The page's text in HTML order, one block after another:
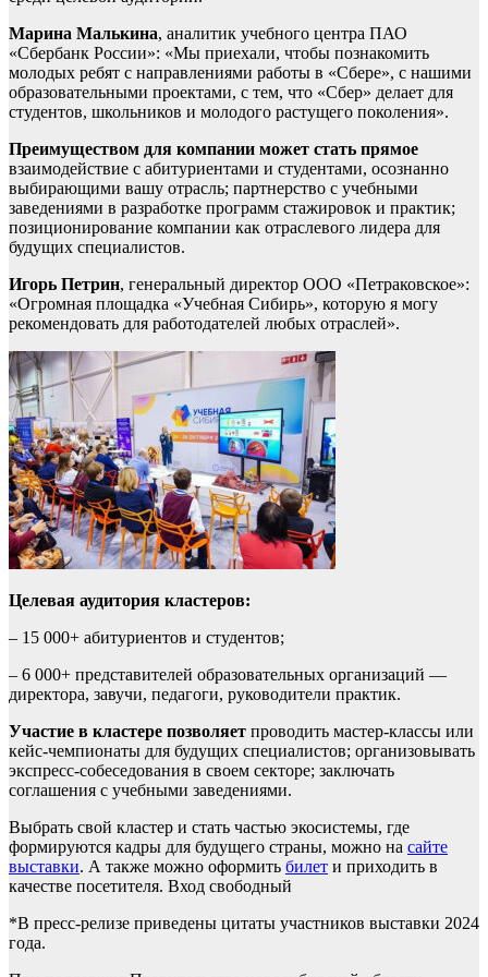
Марина Малькина, аналитик учебного центра ПАО
«Сбербанк России»: «Мы приехали, чтобы познакомить
молодых ребят с направлениями работы в «Сбере», с нашими
образовательными проектами, с тем, что «Сбер» делает для
студентов, школьников и молодого растущего поколения».
Преимуществом для компании может стать прямое
взаимодействие с абитуриентами и студентами, осознанно
выбирающими вашу отрасль; партнерство с учебными
заведениями в разработке программ стажировок и практик;
позиционирование компании как отраслевого лидера для
будущих специалистов.
Игорь Петрин, генеральный директор ООО «Петраковское»:
«Огромная площадка «Учебная Сибирь», которую я могу
рекомендовать для работодателей любых отраслей».
Целевая аудитория кластеров:
– 15 000+ абитуриентов и студентов;
– 6 000+ представителей образовательных организаций —
директора, завучи, педагоги, руководители практик.
Участие в кластере позволяет проводить мастер-классы или
кейс-чемпионаты для будущих специалистов; организовывать
экспресс-собеседования в своем секторе; заключать
соглашения с учебными заведениями.
Выбрать свой кластер и стать частью экосистемы, где
формируются кадры для будущего страны, можно на сайте
выставки. А также можно оформить билет и приходить в
качестве посетителя. Вход свободный
*В пресс-релизе приведены цитаты участников выставки 2024
года.